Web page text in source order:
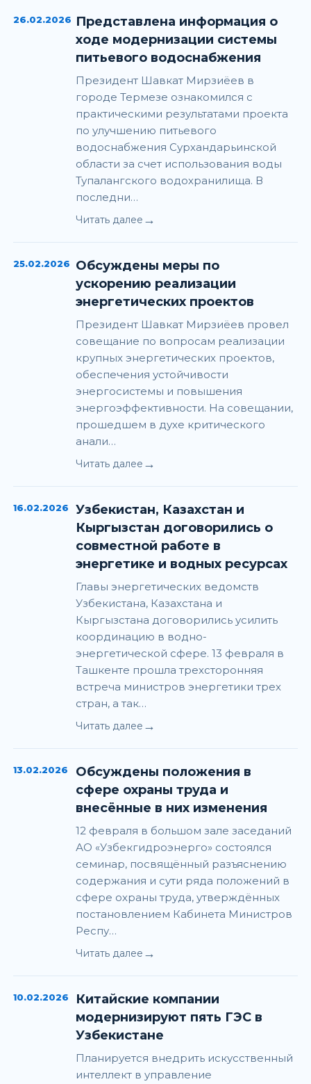
26.02.2026 Представлена информация о
ходе модернизации системы
питьевого водоснабжения
Президент Шавкат Мирзиёев в
городе Термезе ознакомился с
практическими результатами проекта
по улучшению питьевого
водоснабжения Сурхандарьинской
области за счет использования воды
Тупалангского водохранилища. В
последни…
Читать далее →
25.02.2026
Обсуждены меры по
ускорению реализации
энергетических проектов
Президент Шавкат Мирзиёев провел
совещание по вопросам реализации
крупных энергетических проектов,
обеспечения устойчивости
энергосистемы и повышения
энергоэффективности. На совещании,
прошедшем в духе критического
анали…
Читать далее →
16.02.2026
Узбекистан, Казахстан и
Кыргызстан договорились о
совместной работе в
энергетике и водных ресурсах
Главы энергетических ведомств
Узбекистана, Казахстана и
Кыргызстана договорились усилить
координацию в водно-
энергетической сфере. 13 февраля в
Ташкенте прошла трехсторонняя
встреча министров энергетики трех
стран, а так…
Читать далее →
13.02.2026
Обсуждены положения в
сфере охраны труда и
внесённые в них изменения
12 февраля в большом зале заседаний
АО «Узбекгидроэнерго» состоялся
семинар, посвящённый разъяснению
содержания и сути ряда положений в
сфере охраны труда, утверждённых
постановлением Кабинета Министров
Респу…
Читать далее →
10.02.2026
Китайские компании
модернизируют пять ГЭС в
Узбекистане
Планируется внедрить искусственный
интеллект в управление